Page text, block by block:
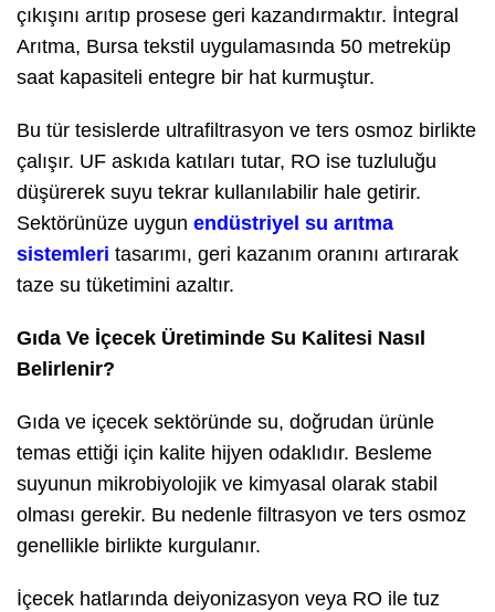
çıkışını arıtıp prosese geri kazandırmaktır. İntegral
Arıtma, Bursa tekstil uygulamasında 50 metreküp
saat kapasiteli entegre bir hat kurmuştur.
Bu tür tesislerde ultrafiltrasyon ve ters osmoz birlikte
çalışır. UF askıda katıları tutar, RO ise tuzluluğu
düşürerek suyu tekrar kullanılabilir hale getirir.
Sektörünüze uygun endüstriyel su arıtma
sistemleri tasarımı, geri kazanım oranını artırarak
taze su tüketimini azaltır.
Gıda Ve İçecek Üretiminde Su Kalitesi Nasıl
Belirlenir?
Gıda ve içecek sektöründe su, doğrudan ürünle
temas ettiği için kalite hijyen odaklıdır. Besleme
suyunun mikrobiyolojik ve kimyasal olarak stabil
olması gerekir. Bu nedenle filtrasyon ve ters osmoz
genellikle birlikte kurgulanır.
İçecek hatlarında deiyonizasyon veya RO ile tuz